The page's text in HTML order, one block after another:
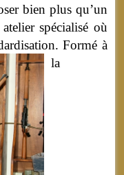
bien plus qu’un
spécialisé où
Formé à
la